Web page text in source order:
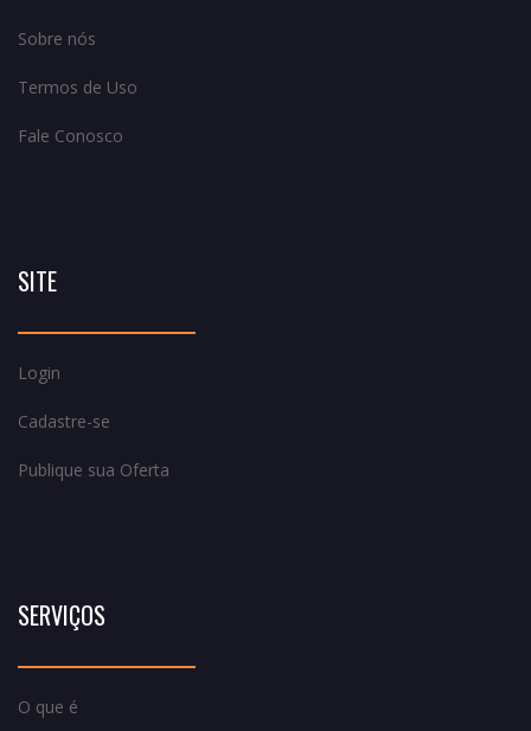
Sobre nós
Termos de Uso
Fale Conosco
SITE
Login
Cadastre-se
Publique sua Oferta
SERVIÇOS
O que é